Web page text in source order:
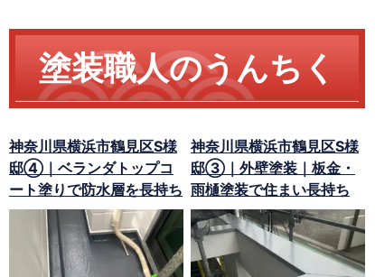
塗装職人のうんちく
神奈川県横浜市鶴見区S様
邸④｜ベランダトップコ
ート塗りで防水層を長持ち
神奈川県横浜市鶴見区S様
邸③｜外壁塗装｜板金・
雨樋塗装で住まい長持ち